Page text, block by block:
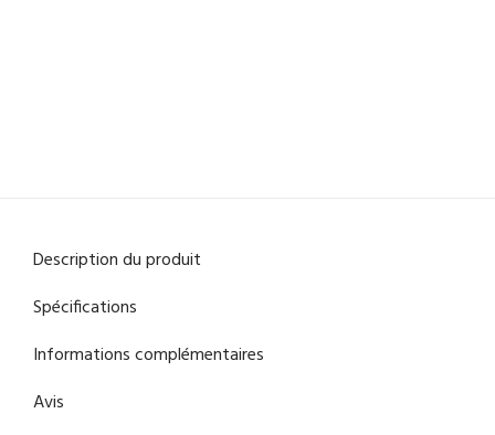
Description du produit
Spécifications
Informations complémentaires
Avis